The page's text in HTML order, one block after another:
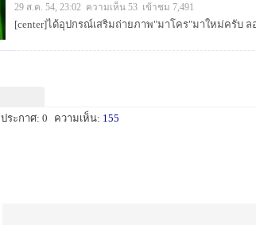
29 ส.ค. 54, 23:02 ความเห็น 53 เข้าชม 7,491
ประกาศ: 0 ความเห็น: 155